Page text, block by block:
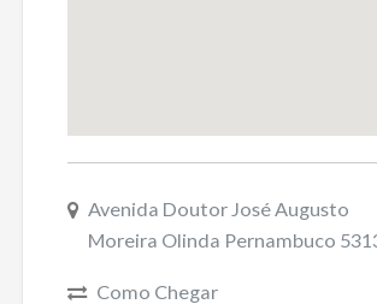
Avenida Doutor José Augusto
Moreira Olinda Pernambuco
Como Chegar